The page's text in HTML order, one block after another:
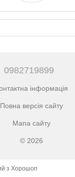
0982719899
інформація
Повна версія сайту
Мапа сайту
© 2026
з Хорошоп